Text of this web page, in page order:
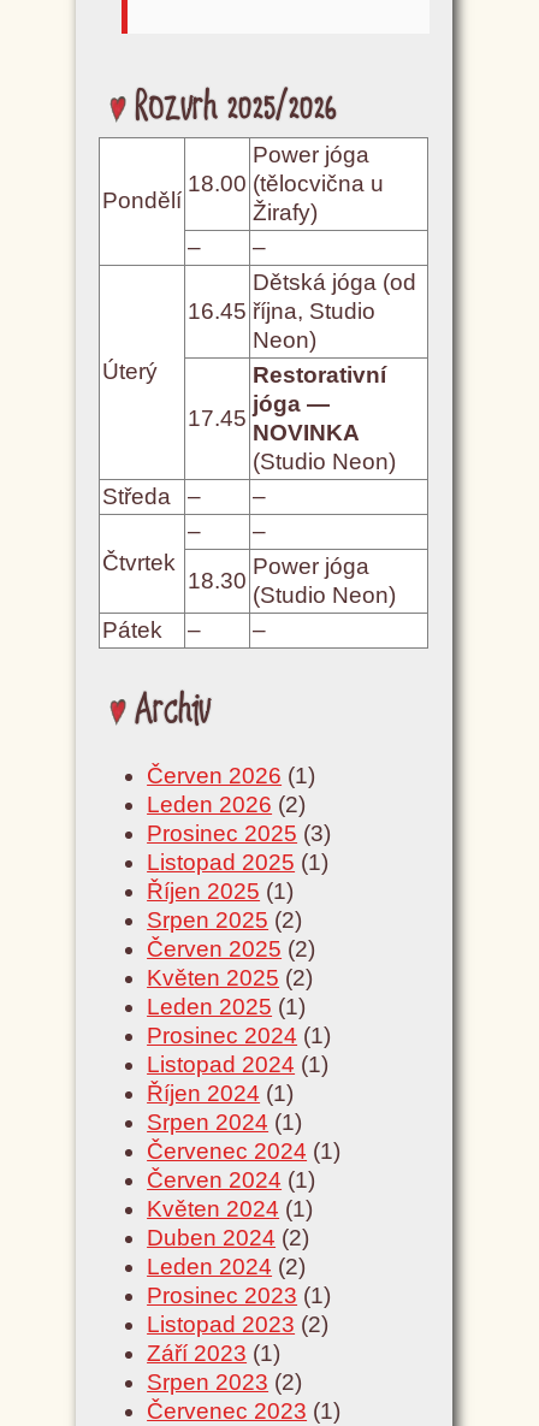
Rozvrh 2025/2026
Pondělí
18.00
Power jóga
(tělocvična u
Žirafy)
–
–
Úterý
16.45
Dětská jóga (od
října, Studio
Neon)
17.45
Restorativní
jóga —
NOVINKA
(Studio Neon)
Středa
– –
Čtvrtek
–
–
18.30
Power jóga
(Studio Neon)
Pátek
– –
Archiv
Červen 2026 (1)
Leden 2026 (2)
Prosinec 2025 (3)
Listopad 2025 (1)
Říjen 2025 (1)
Srpen 2025 (2)
Červen 2025 (2)
Květen 2025 (2)
Leden 2025 (1)
Prosinec 2024 (1)
Listopad 2024 (1)
Říjen 2024 (1)
Srpen 2024 (1)
Červenec 2024 (1)
Červen 2024 (1)
Květen 2024 (1)
Duben 2024 (2)
Leden 2024 (2)
Prosinec 2023 (1)
Listopad 2023 (2)
Září 2023 (1)
Srpen 2023 (2)
Červenec 2023 (1)